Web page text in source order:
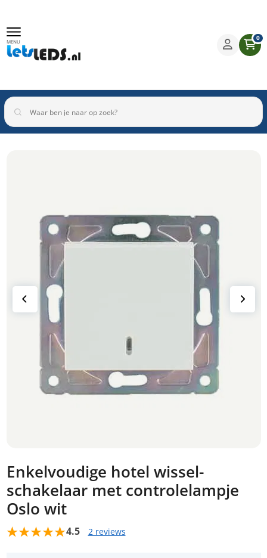
MENU 0
Enkelvoudige hotel wissel-
schakelaar met controlelampje
Oslo wit
4.5 2 reviews